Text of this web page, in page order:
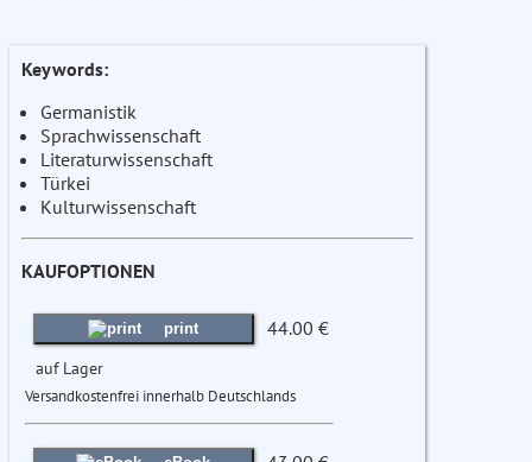
Keywords:
Germanistik
Sprachwissenschaft
Literaturwissenschaft
Türkei
Kulturwissenschaft
KAUFOPTIONEN
print 44.00 €
auf Lager
Versandkostenfrei innerhalb Deutschlands